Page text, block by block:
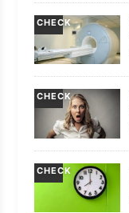
CHECK
CHECK
CHECK